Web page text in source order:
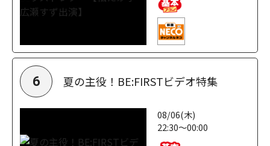
6 夏の主役！BE:FIRSTビデオ特集
08/06(木)
22:30～00:00